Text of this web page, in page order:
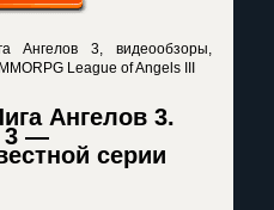
Ангелов 3, видеообзоры,
League of Angels III
Ангелов 3.
3 —
серии